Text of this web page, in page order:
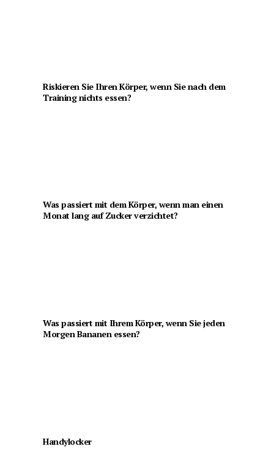
Riskieren Sie Ihren Körper, wenn Sie nach dem
Training nichts essen?
Was passiert mit dem Körper, wenn man einen
Monat lang auf Zucker verzichtet?
Was passiert mit Ihrem Körper, wenn Sie jeden
Morgen Bananen essen?
Handylocker